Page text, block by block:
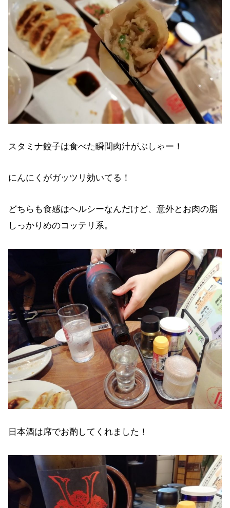
スタミナ餃子は食べた瞬間肉汁がぶしゃー！
にんにくがガッツリ効いてる！
どちらも食感はヘルシーなんだけど、意外とお肉の脂
しっかりめのコッテリ系。
日本酒は席でお酌してくれました！